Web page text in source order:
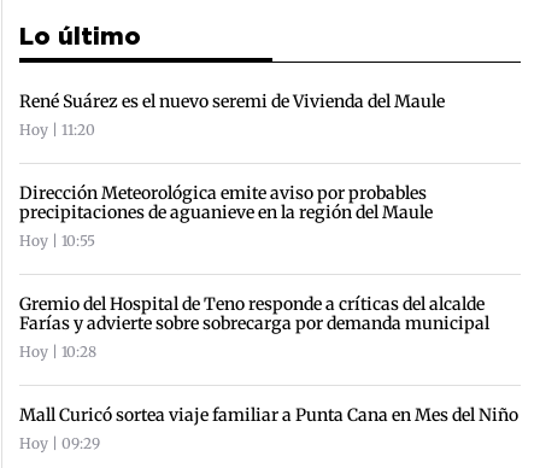
Lo último
René Suárez es el nuevo seremi de Vivienda del Maule
Hoy | 11:20
Dirección Meteorológica emite aviso por probables
precipitaciones de aguanieve en la región del Maule
Hoy | 10:55
Gremio del Hospital de Teno responde a críticas del alcalde
Farías y advierte sobre sobrecarga por demanda municipal
Hoy | 10:28
Mall Curicó sortea viaje familiar a Punta Cana en Mes del Niño
Hoy | 09:29